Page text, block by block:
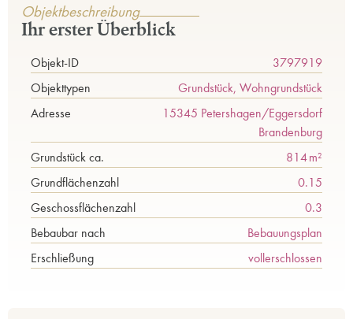
Objektbeschreibung
Ihr erster Überblick
Objekt-ID
3797919
Objekttypen
Grundstück, Wohngrundstück
Adresse
15345 Petershagen/Eggersdorf
Brandenburg
Grund­stück ca.
814 m²
Grundflächenzahl
0.15
Geschoss­flä­chen­zahl
0.3
Bebaubar nach
Bebauungsplan
Erschließung
vollerschlossen